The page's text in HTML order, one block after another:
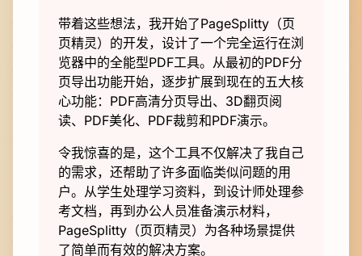
带着这些想法，我开始了PageSplitty（页
页精灵）的开发，设计了一个完全运行在浏
览器中的全能型PDF工具。从最初的PDF分
页导出功能开始，逐步扩展到现在的五大核
心功能：PDF高清分页导出、3D翻页阅
读、PDF美化、PDF裁剪和PDF演示。
令我惊喜的是，这个工具不仅解决了我自己
的需求，还帮助了许多面临类似问题的用
户。从学生处理学习资料，到设计师处理参
考文档，再到办公人员准备演示材料，
PageSplitty（页页精灵）为各种场景提供
了简单而有效的解决方案。